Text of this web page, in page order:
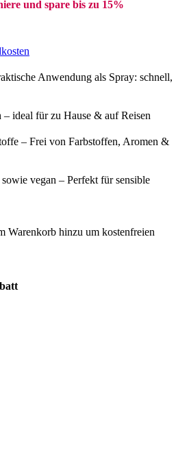
und spare bis zu 15%
Anwendung als Spray: schnell,
ideal für zu Hause & auf Reisen
– Frei von Farbstoffen, Aromen &
vegan – Perfekt für sensible
Warenkorb hinzu um kostenfreien